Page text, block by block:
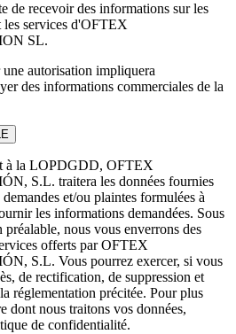
de recevoir des informations sur les
les services d'OFTEX
SL.
autorisation impliquera
des informations commerciales de la
à la LOPDGDD, OFTEX
S.L. traitera les données fournies
et/ou plaintes formulées à
les informations demandées. Sous
nous vous enverrons des
offerts par OFTEX
S.L. Vous pourrez exercer, si vous
de rectification, de suppression et
réglementation précitée. Pour plus
dont nous traitons vos données,
de confidentialité.